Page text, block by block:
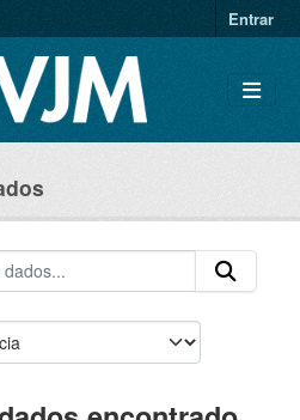
Entrar